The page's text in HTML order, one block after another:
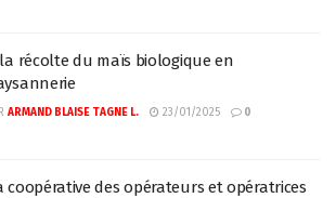
récolte du maïs biologique en
ARMAND BLAISE TAGNE L. 23/01/2025 0
coopérative des opérateurs et opératrices